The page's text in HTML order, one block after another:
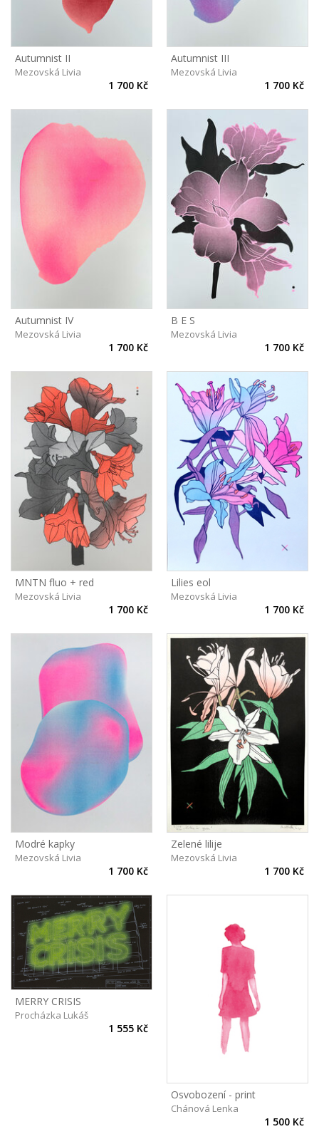
Autumnist II
Mezovská Livia
1 700 Kč
Autumnist III
Mezovská Livia
1 700 Kč
Autumnist IV
Mezovská Livia
1 700 Kč
B E S
Mezovská Livia
1 700 Kč
MNTN fluo + red
Mezovská Livia
1 700 Kč
Lilies eol
Mezovská Livia
1 700 Kč
Modré kapky
Mezovská Livia
1 700 Kč
Zelené lilije
Mezovská Livia
1 700 Kč
MERRY CRISIS
Procházka Lukáš
1 555 Kč
Osvobození - print
Chánová Lenka
1 500 Kč